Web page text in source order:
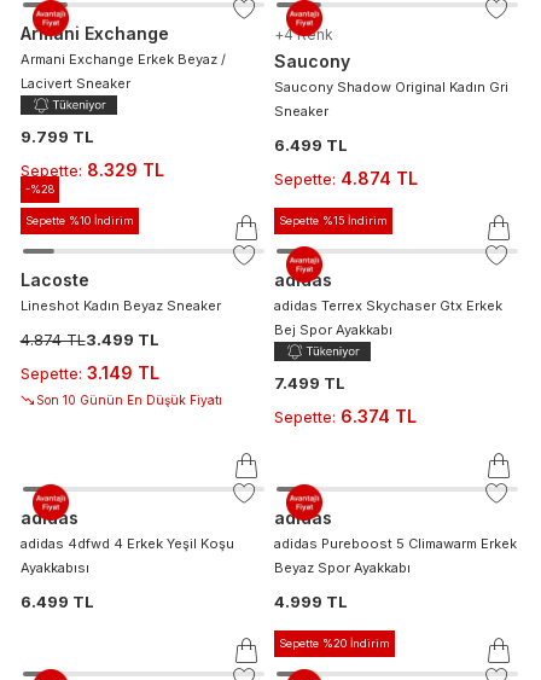
Armani Exchange
Armani Exchange Erkek Beyaz /
Lacivert Sneaker
9.799 TL
Sepette: 8.329 TL
+4 Renk
Saucony
Saucony Shadow Original Kadın Gri
Sneaker
6.499 TL
Sepette: 4.874 TL
-%28
Sepette %10 İndirim
Lacoste
Lineshot Kadın Beyaz Sneaker
4.874 TL3.499 TL
Sepette: 3.149 TL
Son 10 Günün En Düşük Fiyatı
Sepette %15 İndirim
adidas
adidas Terrex Skychaser Gtx Erkek
Bej Spor Ayakkabı
7.499 TL
Sepette: 6.374 TL
adidas
adidas 4dfwd 4 Erkek Yeşil Koşu
Ayakkabısı
6.499 TL
adidas
adidas Pureboost 5 Climawarm Erkek
Beyaz Spor Ayakkabı
4.999 TL
Sepette %20 İndirim